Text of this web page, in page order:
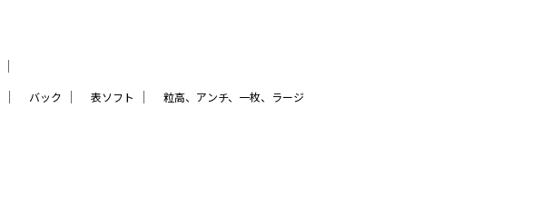
｜
｜ バック ｜ 表ソフト ｜ 粒高、アンチ、一枚、ラージ